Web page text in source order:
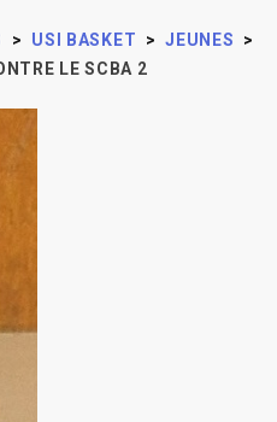
> USI BASKET > JEUNES
>
LE SCBA 2